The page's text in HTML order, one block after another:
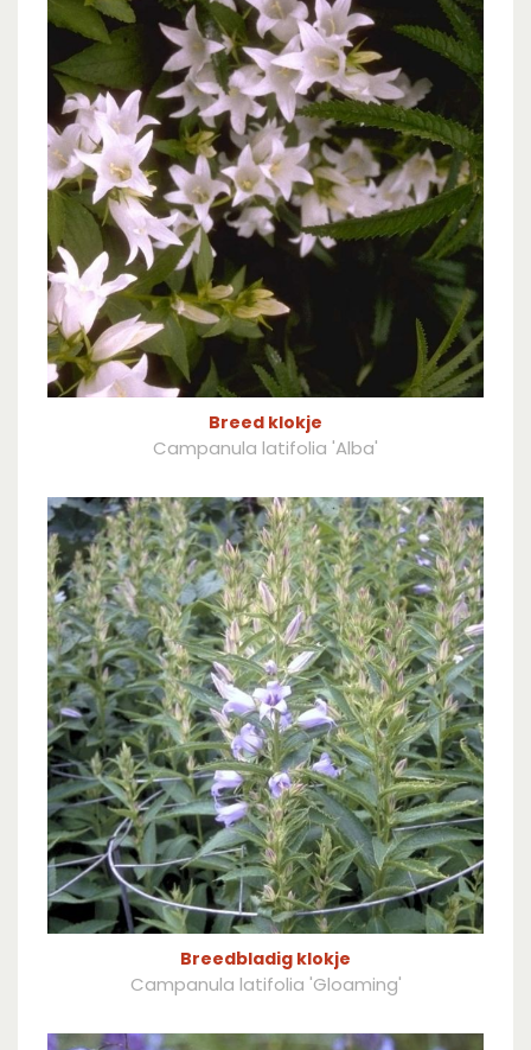
Breed klokje
Campanula latifolia 'Alba'
Breedbladig klokje
Campanula latifolia 'Gloaming'